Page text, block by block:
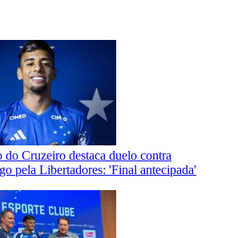
do Cruzeiro destaca duelo contra
pela Libertadores: 'Final antecipada'